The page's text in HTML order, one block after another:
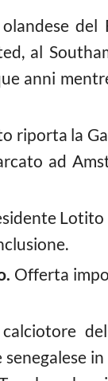
del
al
anni
riporta la
ad
Offerta